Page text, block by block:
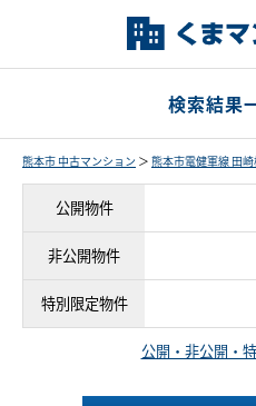
検索結果
熊本市 中古マンション ＞ 熊本市電健軍線 田
公開物件
非公開物件
特別限定物件
公開・非公開・